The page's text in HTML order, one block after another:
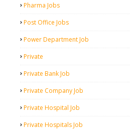
Pharma Jobs
Post Office Jobs
Power Department Job
Private
Private Bank Job
Private Company Job
Private Hospital Job
Private Hospitals Job